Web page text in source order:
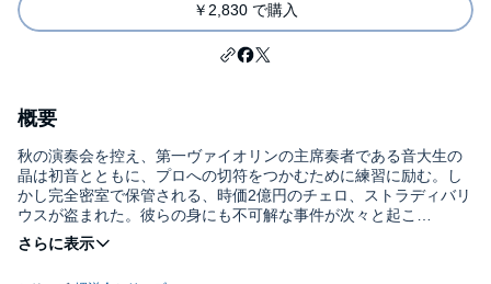
￥2,830 で購入
概要
秋の演奏会を控え、第一ヴァイオリンの主席奏者である音大生の
晶は初音とともに、プロへの切符をつかむために練習に励む。し
かし完全密室で保管される、時価2億円のチェロ、ストラディバリ
ウスが盗まれた。彼らの身にも不可解な事件が次々と起こ
り……。ラフマニノフの名曲とともに明かされる驚愕の真実！美
しい音楽描写と緻密なトリックが奇跡的に融合した人気の音楽ミ